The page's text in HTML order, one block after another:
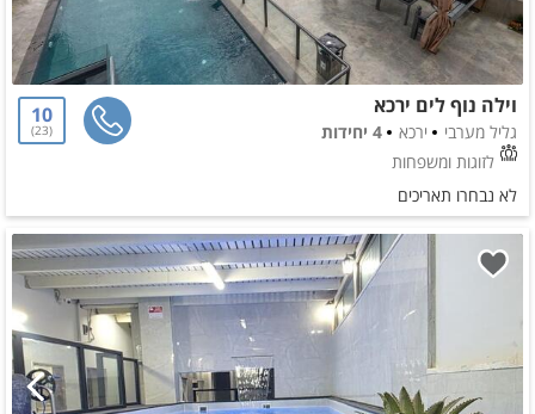
וילה נוף לים ירכא
גליל מערבי ירכא
4 יחידות
לזוגות ומשפחות
10
23
לא נבחרו תאריכים